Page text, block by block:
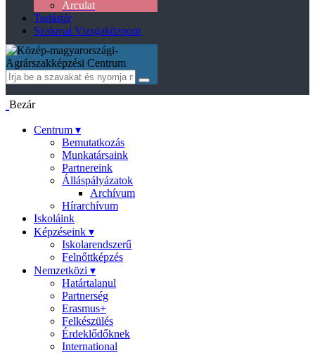
Arculat
Tudástár
Szakmai Vizsgaközpont
Bezár
Centrum ▾
Bemutatkozás
Munkatársaink
Partnereink
Álláspályázatok
Archívum
Hírarchívum
Iskoláink
Képzéseink ▾
Iskolarendszerű
Felnőttképzés
Nemzetközi ▾
Határtalanul
Partnerség
Erasmus+
Felkészülés
Érdeklődőknek
International